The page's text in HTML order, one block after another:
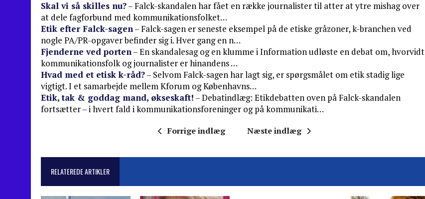
Skal vi så skilles nu?– Falck-skandalen har fået en række journalister til atter at ytre mishag over
at dele fagforbund med kommunikationsfolket…
Etik efter Falck-sagen– Falck-sagen er seneste eksempel på de etiske gråzoner, k-branchen ved
nogle PA/PR-opgaver befinder sig i. Hver gang en n…
Fjenderne ved porten– En skandalesag og en klumme i Information udløste en debat om, hvorvidt
kommunikationsfolk og journalister er hinandens …
Hvad med et etisk k-råd?– Selvom Falck-sagen har lagt sig, er spørgsmålet om etik stadig lige
vigtigt. I et samarbejde mellem Kforum og Københavns…
Etik, tak & goddag mand, økseskaft! – Debatindlæg: Etikdebatten oven på Falck-skandalen
fortsætter – i hvert fald i kommunikationsforeninger og på kommunikati…
Forrige indlæg Næste indlæg
RELATEREDE ARTIKLER